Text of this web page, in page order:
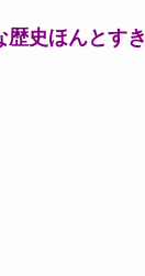
歴史ほんとすき